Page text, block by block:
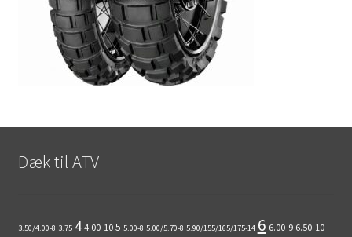
Dæk til ATV
3.50/4.00-8 3.75 4 4.00-10 5 5.00-8 5.00/5.70-8 5.90/155/165/175-14 6 6.00-9 6.50-10